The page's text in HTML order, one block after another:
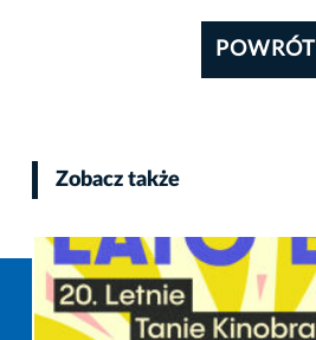
POWRÓT
Zobacz także